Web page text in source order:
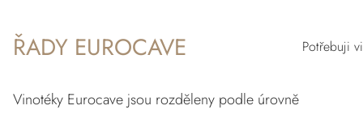
Potřebuji
ŘADY EUROCAVE
Vinotéky Eurocave jsou rozděleny podle úrovně